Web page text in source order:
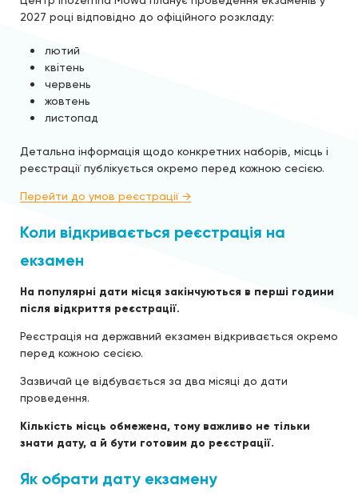
2027 році відповідно до офіційного розкладу:
лютий
квітень
червень
жовтень
листопад
Детальна інформація щодо конкретних наборів, місць і
реєстрації публікується окремо перед кожною сесією.
Перейти до умов реєстрації →
Коли відкривається реєстрація на
екзамен
На популярні дати місця закінчуються в перші години
після відкриття реєстрації.
Реєстрація на державний екзамен відкривається окремо
перед кожною сесією.
Зазвичай це відбувається за два місяці до дати
проведення.
Кількість місць обмежена, тому важливо не тільки
знати дату, а й бути готовим до реєстрації.
Як обрати дату екзамену